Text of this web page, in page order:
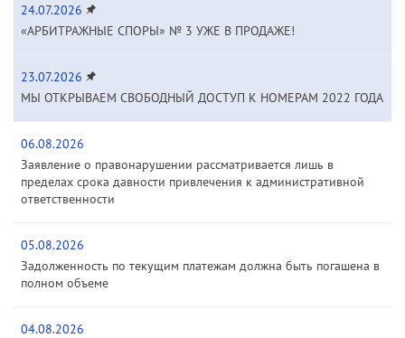
24.07.2026
«АРБИТРАЖНЫЕ СПОРЫ» № 3 УЖЕ В ПРОДАЖЕ!
23.07.2026
МЫ ОТКРЫВАЕМ СВОБОДНЫЙ ДОСТУП К НОМЕРАМ 2022 ГОДА
06.08.2026
Заявление о правонарушении рассматривается лишь в
пределах срока давности привлечения к административной
ответственности
05.08.2026
Задолженность по текущим платежам должна быть погашена в
полном объеме
04.08.2026